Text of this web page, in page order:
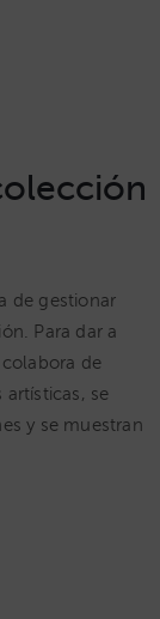
de gestionar
Para dar a
de
se
y se muestran